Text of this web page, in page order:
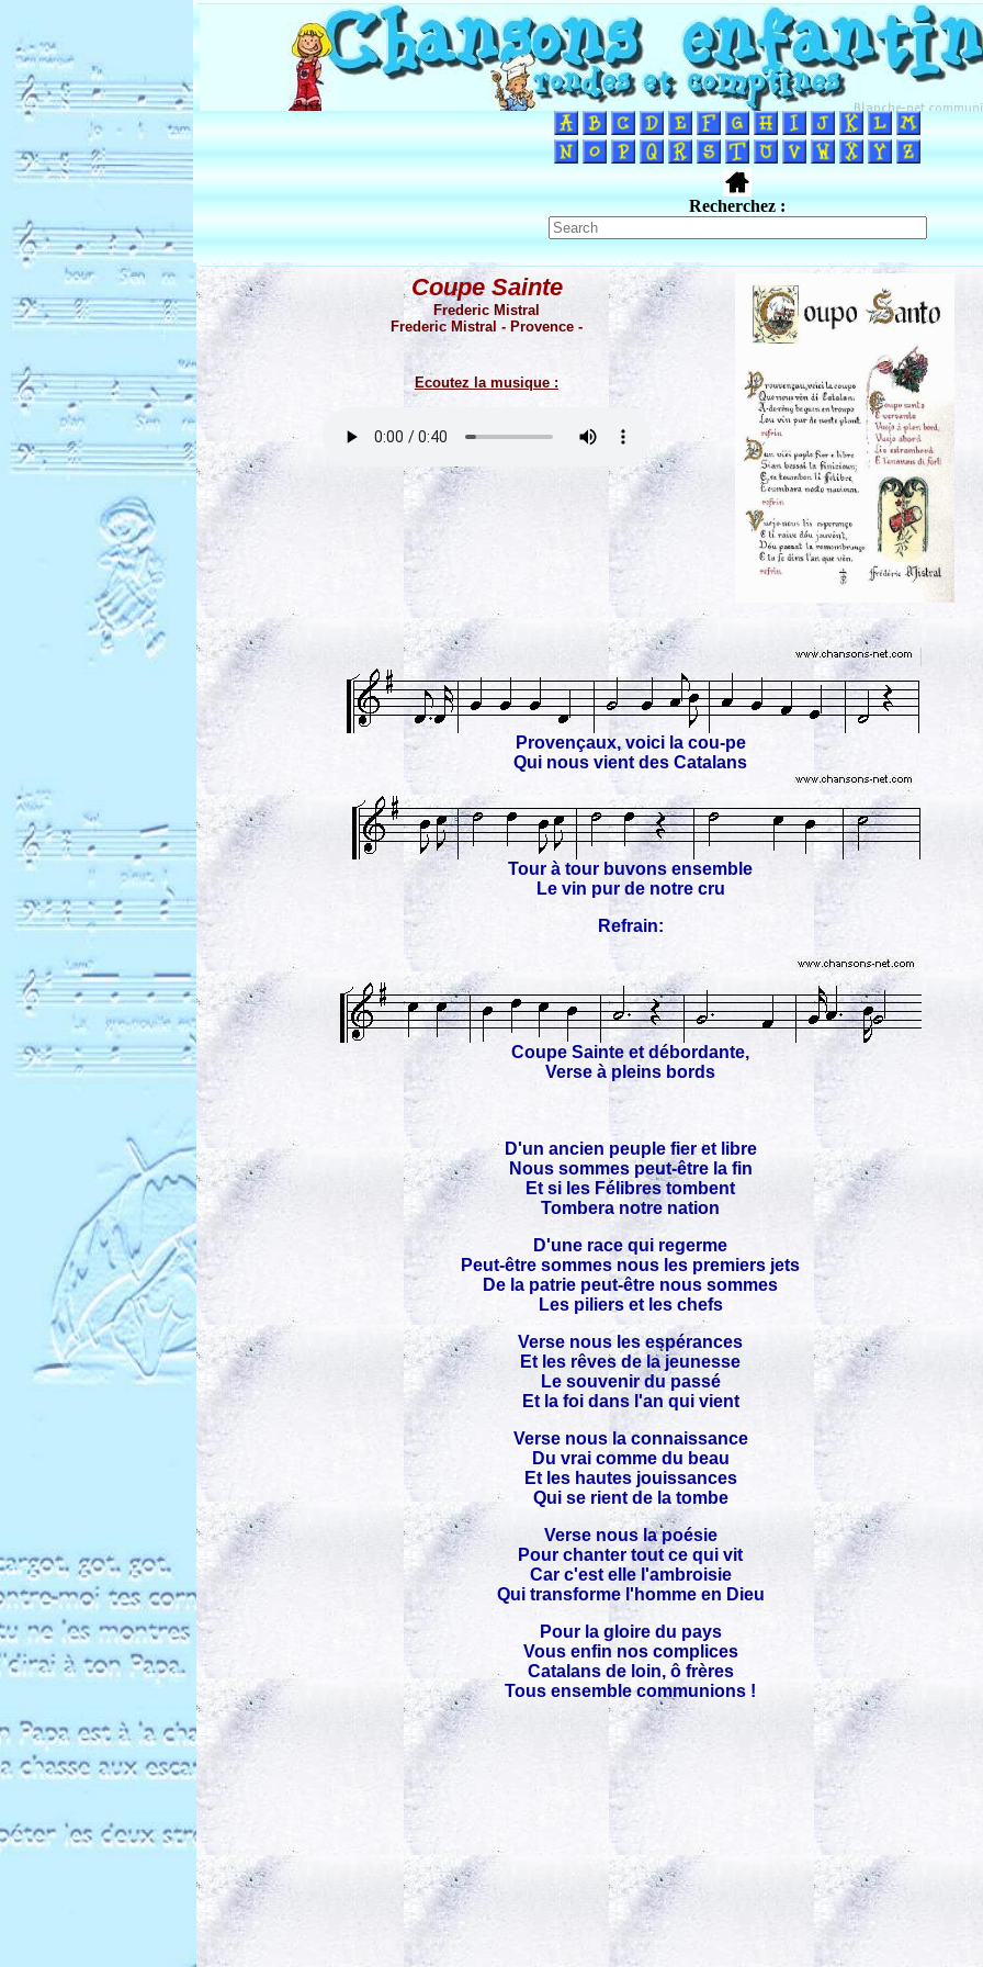
Recherchez :
Coupe Sainte
Frederic Mistral
Frederic Mistral - Provence -
Ecoutez la musique :
Provençaux, voici la cou-pe
Qui nous vient des Catalans
Tour à tour buvons ensemble
Le vin pur de notre cru
Refrain:
Coupe Sainte et débordante,
Verse à pleins bords
D'un ancien peuple fier et libre
Nous sommes peut-être la fin
Et si les Félibres tombent
Tombera notre nation
D'une race qui regerme
Peut-être sommes nous les premiers jets
De la patrie peut-être nous sommes
Les piliers et les chefs
Verse nous les espérances
Et les rêves de la jeunesse
Le souvenir du passé
Et la foi dans l'an qui vient
Verse nous la connaissance
Du vrai comme du beau
Et les hautes jouissances
Qui se rient de la tombe
Verse nous la poésie
Pour chanter tout ce qui vit
Car c'est elle l'ambroisie
Qui transforme l'homme en Dieu
Pour la gloire du pays
Vous enfin nos complices
Catalans de loin, ô frères
Tous ensemble communions !